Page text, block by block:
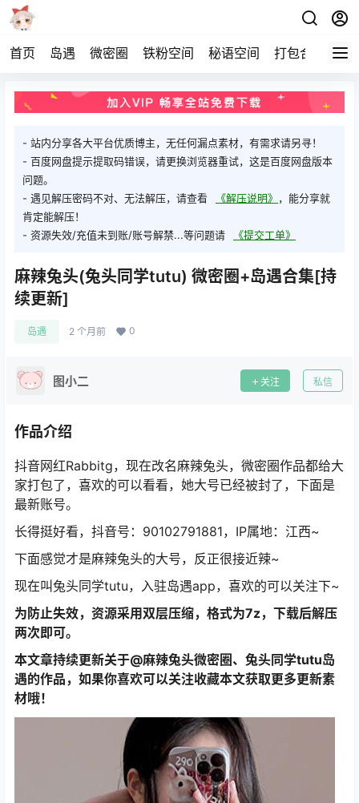
首页 岛遇 微密圈 铁粉空间 秘语空间 打包合集 关
- 站内分享各大平台优质博主，无任何漏点素材，有需求请另寻！
- 百度网盘提示提取码错误，请更换浏览器重试，这是百度网盘版本
问题。
- 遇见解压密码不对、无法解压，请查看
《解压说明》 ，能分享就
肯定能解压！
- 资源失效/充值未到账/账号解禁...等问题请
《提交工单》
麻辣兔头(兔头同学tutu) 微密圈+岛遇合集[持
续更新]
岛遇 2 个月前 0
图小二 关注 私信
作品介绍
抖音网红Rabbitg，现在改名麻辣兔头，微密圈作品都给大
家打包了，喜欢的可以看看，她大号已经被封了，下面是
最新账号。
长得挺好看，抖音号：90102791881， IP属地：江西~
下面感觉才是麻辣兔头的大号，反正很接近辣~
现在叫兔头同学tutu，入驻岛遇app，喜欢的可以关注下~
为防止失效，资源采用双层压缩，格式为7z，下载后解压
两次即可。
本文章持续更新关于@麻辣兔头微密圈、兔头同学tutu岛
遇的作品，如果你喜欢可以关注收藏本文获取更多更新素
材哦！